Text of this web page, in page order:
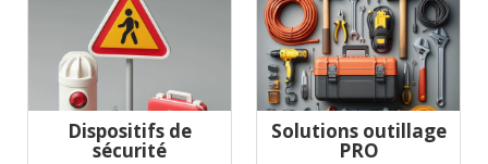
Dispositifs de
sécurité
Solutions outillage
PRO